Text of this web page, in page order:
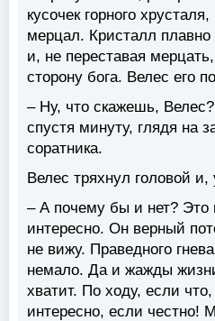
кусочек горного
мерцал. Кристалл плавно
и, не переставая
сторону бога. Велес его
– Ну, что скажешь,
спустя минуту, глядя на
соратника.
Велес тряхнул головой
– А почему бы и нет? Это
интересно. Он верный
не вижу. Праведного
немало. Да и жажды
хватит. По ходу, если
интересно, если честно!